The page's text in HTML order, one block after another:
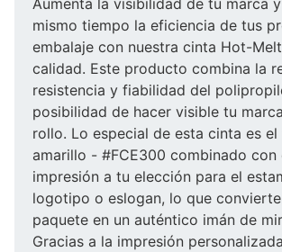
mismo tiempo la eficiencia de tus
embalaje con nuestra cinta Hot-
calidad. Este producto combina la
resistencia y fiabilidad del
posibilidad de hacer visible tu
rollo. Lo especial de esta cinta es
amarillo - #FCE300 combinado
impresión a tu elección para el
logotipo o eslogan, lo que
paquete en un auténtico imán de
Gracias a la impresión